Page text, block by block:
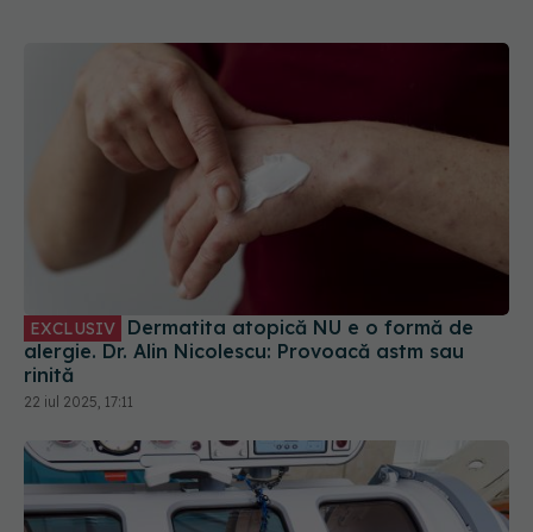
EXCLUSIV
alergie. Dr. Alin Nicolescu: Provoacă astm sau
rinită
22 iul 2025, 17:11